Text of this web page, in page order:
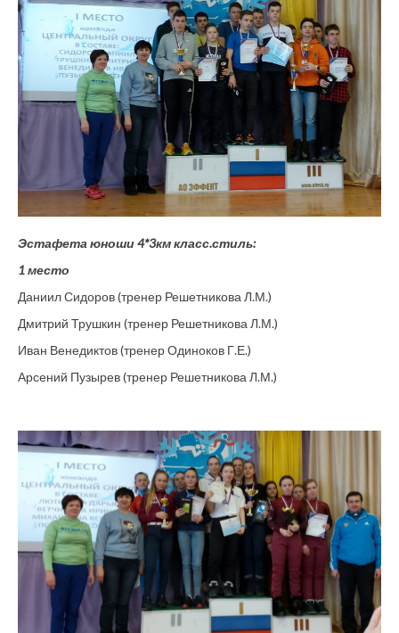
Эстафета юноши 4*3км класс.стиль:
1 место
Даниил Сидоров (тренер Решетникова Л.М.)
Дмитрий Трушкин (тренер Решетникова Л.М.)
Иван Венедиктов (тренер Одиноков Г.Е.)
Арсений Пузырев (тренер Решетникова Л.М.)